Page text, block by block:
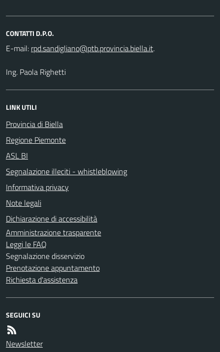
CONTATTI D.P.O.
E-mail:
.
Ing. Paola Righetti
LINK UTILI
Provincia di Biella
Regione Piemonte
ASL BI
Segnalazione illeciti - whistleblowing
Informativa privacy
Note legali
Dichiarazione di accessibilità
Amministrazione trasparente
Leggi le FAQ
Segnalazione disservizio
Prenotazione appuntamento
Richiesta d'assistenza
SEGUICI SU
Newsletter